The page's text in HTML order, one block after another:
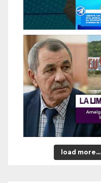
load more...